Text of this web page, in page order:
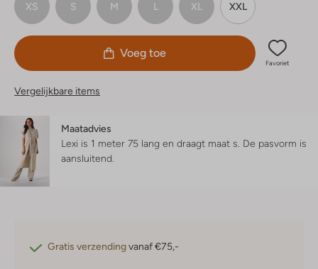
XS S M L XL XXL
Voeg toe
Favoriet
Vergelijkbare items
Maatadvies
Lexi is 1 meter 75 lang en draagt maat s. De pasvorm is
aansluitend
Gratis verzendingvanaf €75,-